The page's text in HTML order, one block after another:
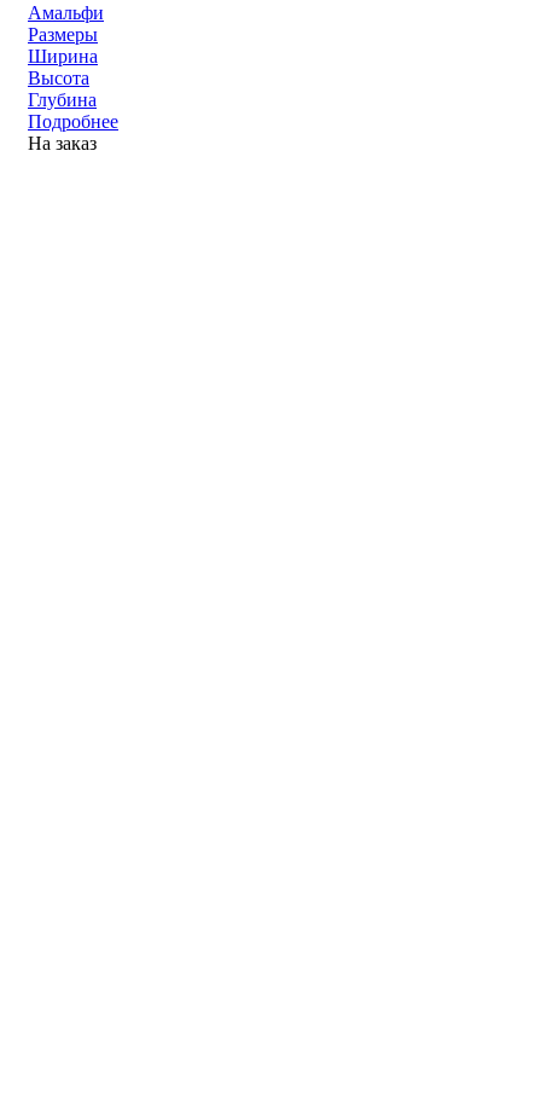
Амальфи
Размеры
Ширина
Высота
Глубина
Подробнее
На заказ